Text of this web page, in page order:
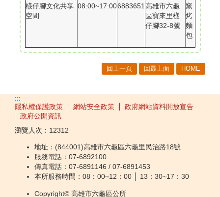
檨仔腳文化共享
空間
08:00~17:006883651 高雄市六龜
區寶來里檨
仔腳32-8號
窯
烤
麵
包
回上一頁 回最上面 HOME
:::
隱私權保護政策
網站安全政策
政府網站資料開放宣告
政府公開資訊
瀏覽人次： 12312
地址：(844001)高雄市六龜區六龜里民治路18號
服務電話：07-6892100
傳真電話：07-6891146 / 07-6891453
本所服務時間：08：00~12：00 │ 13：30~17：30
Copyright© 高雄市六龜區公所